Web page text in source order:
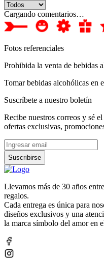
Cargando comentarios…
Fotos referenciales
Prohibida la venta de bebidas
Tomar bebidas alcohólicas en
Suscríbete a nuestro boletín
Recibe nuestros correos y sé
ofertas exclusivas,
Suscribirse
Llevamos más de 30 años
regalos.
Cada entrega es única para
diseños exclusivos y una
la marca símbolo del amor en